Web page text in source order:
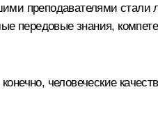
преподавателями стали
передовые знания,
человеческие